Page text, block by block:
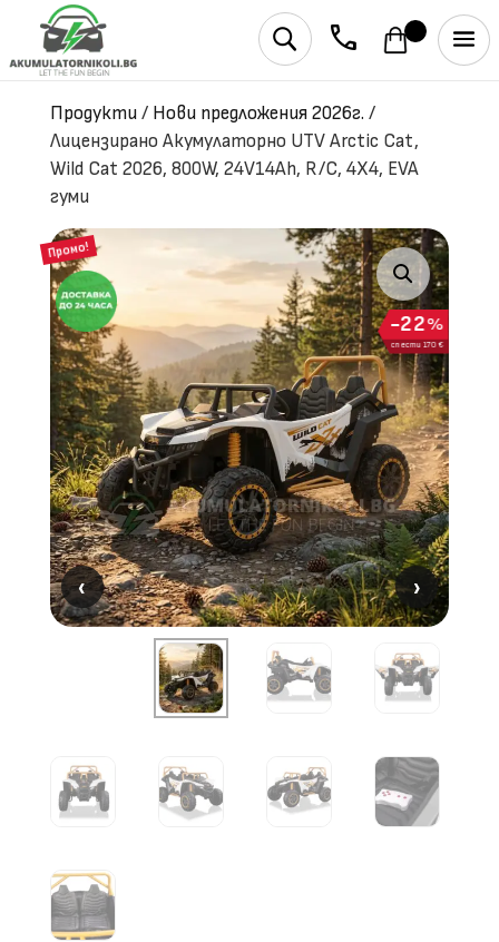
phone
U
Продукти/ Нови предложения 2026г. /
Лицензирано Акумулаторно UTV Arctic Cat,
Wild Cat 2026, 800W, 24V14Ah, R/C, 4X4, EVA
гуми
Промо!
%
22
спести 170 €
‹ ›
‹ ›